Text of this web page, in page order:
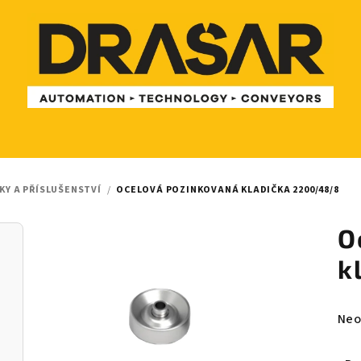
A PŘÍSLUŠENSTVÍ / OCELOVÁ POZINKOVANÁ KLADIČKA 2200/48/8